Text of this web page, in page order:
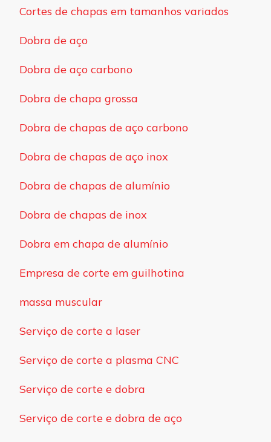
Cortes de chapas em tamanhos variados
Dobra de aço
Dobra de aço carbono
Dobra de chapa grossa
Dobra de chapas de aço carbono
Dobra de chapas de aço inox
Dobra de chapas de alumínio
Dobra de chapas de inox
Dobra em chapa de alumínio
Empresa de corte em guilhotina
massa muscular
Serviço de corte a laser
Serviço de corte a plasma CNC
Serviço de corte e dobra
Serviço de corte e dobra de aço